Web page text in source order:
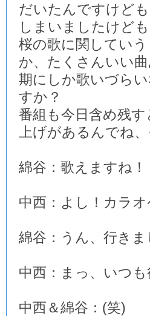
だいたんですけど
しまいましたけど
桜の歌に関してい
か、たくさんいい
期にしか歌いづら
すか？
番組も今日含め残
上げがあるんでね
綿谷：歌えますね！
中西：よし！カラオ
綿谷：うん、行きま
中西：まっ、いつも
中西＆綿谷：(笑)